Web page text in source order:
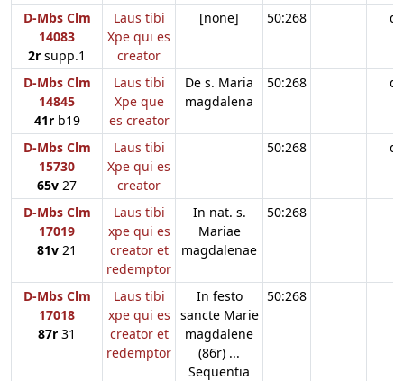
D-Mbs Clm
14083
2r supp.1
Laus tibi
Xpe qui es
creator
[none] 50:268
D-Mbs Clm
14845
41rb19
Laus tibi
Xpe que
es creator
De s. Maria
magdalena
50:268
D-Mbs Clm
15730
65v 27
Laus tibi
Xpe qui es
creator
50:268
D-Mbs Clm
17019
81v 21
Laus tibi
xpe qui es
creator et
redemptor
In nat. s.
Mariae
magdalenae
50:268
D-Mbs Clm
17018
87r 31
Laus tibi
xpe qui es
creator et
redemptor
In festo
sancte Marie
magdalene
(86r) ...
Sequentia
50:268